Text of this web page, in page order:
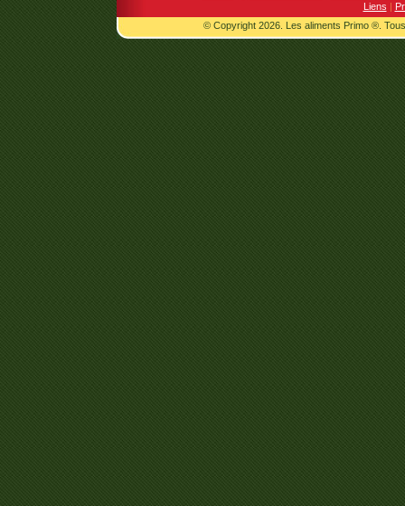
Liens |
© Copyright 2026. Les aliments Primo ®.